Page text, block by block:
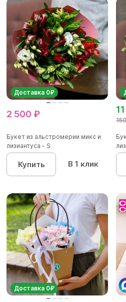
Доставка 0₽
2 500 ₽
Букет из альстромерии микс и
лизиантуса - S
Купить В 1 клик
Доставка 0₽